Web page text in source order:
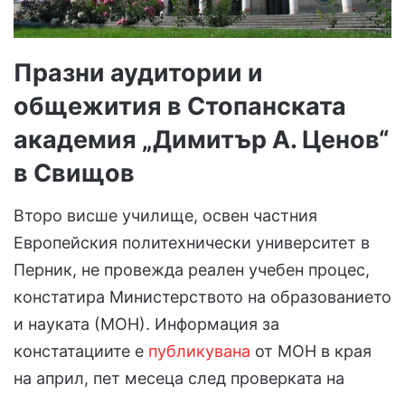
Празни аудитории и
общежития в Стопанската
академия „Димитър А. Ценов“
в Свищов
Второ висше училище, освен частния
Европейския политехнически университет в
Перник, не провежда реален учебен процес,
констатира Министерството на образованието
и науката (МОН). Информация за
констатациите е публикувана от МОН в края
на април, пет месеца след проверката на